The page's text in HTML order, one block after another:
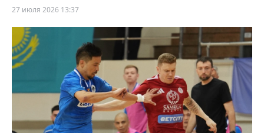
27 июля 2026 13:37